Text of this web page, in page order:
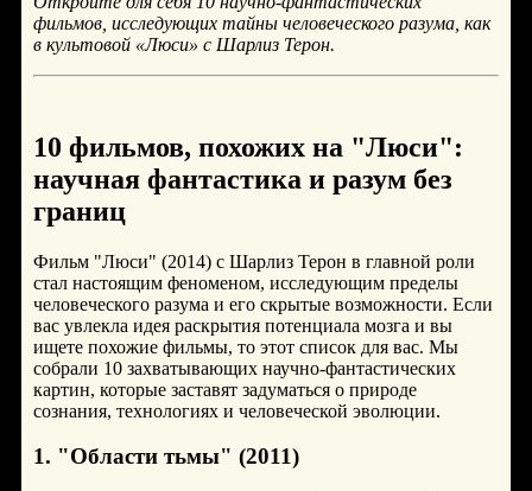
фильмов, исследующих тайны человеческого разума, как
в культовой «Люси» с Шарлиз Терон.
10 фильмов, похожих на "Люси":
научная фантастика и разум без
границ
Фильм "Люси" (2014) с Шарлиз Терон в главной роли
стал настоящим феноменом, исследующим пределы
человеческого разума и его скрытые возможности. Если
вас увлекла идея раскрытия потенциала мозга и вы
ищете похожие фильмы, то этот список для вас. Мы
собрали 10 захватывающих научно-фантастических
картин, которые заставят задуматься о природе
сознания, технологиях и человеческой эволюции.
1. "Области тьмы" (2011)